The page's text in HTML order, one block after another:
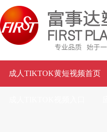
成人TIKTOK黄短视频首页